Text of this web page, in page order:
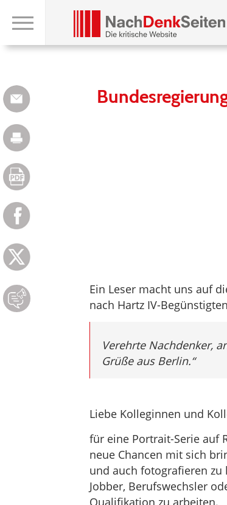
Ein Leser macht uns auf
nach Hartz IV-
Verehrte Nachdenker,
Grüße aus Berlin.“
Liebe Kolleginnen und
für eine Portrait-Serie auf
neue Chancen mit sich
und auch fotografieren zu
Jobber, Berufswechsler
Qualifikation zu arbeiten.